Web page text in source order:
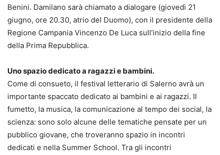
Benini. Damilano sarà chiamato a dialogare (giovedì 21
giugno, ore 20.30, atrio del Duomo), con il presidente della
Regione Campania Vincenzo De Luca sull’inizio della fine
della Prima Repubblica.
Uno spazio dedicato a ragazzi e bambini.
Come di consueto, il festival letterario di Salerno avrà un
importante spaccato dedicato ai bambini e ai ragazzi. Il
fumetto, la musica, la comunicazione al tempo dei social, la
scienza: sono solo alcune delle tematiche pensate per un
pubblico giovane, che troveranno spazio in incontri
dedicati e nella Summer School. Tra gli incontri